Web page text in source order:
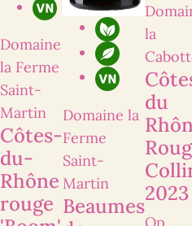
Vraag, opmerking en/of
Ik heb interesse
Domaine
la Ferme
Saint-
Martin
Côtes-
du-
Rhône
rouge
Domaine la
Ferme
Saint-
Martin
Beaumes
la
du
2023
Op